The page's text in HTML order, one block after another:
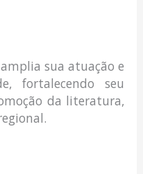
sua atuação e
fortalecendo seu
da literatura,